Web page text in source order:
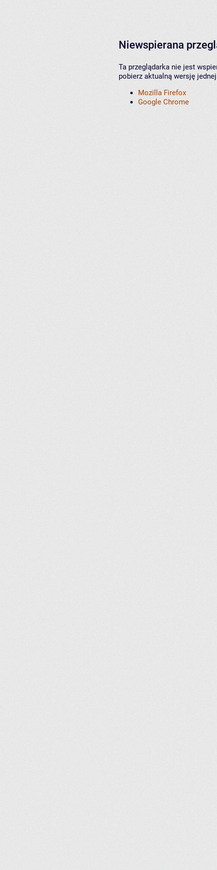
Niewspierana
Ta przeglądarka nie jest
pobierz aktualną wersję
Mozilla Firefox
Google Chrome